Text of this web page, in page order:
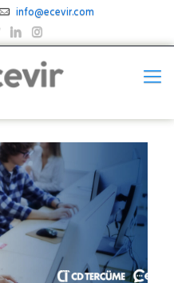
info@ecevir.com